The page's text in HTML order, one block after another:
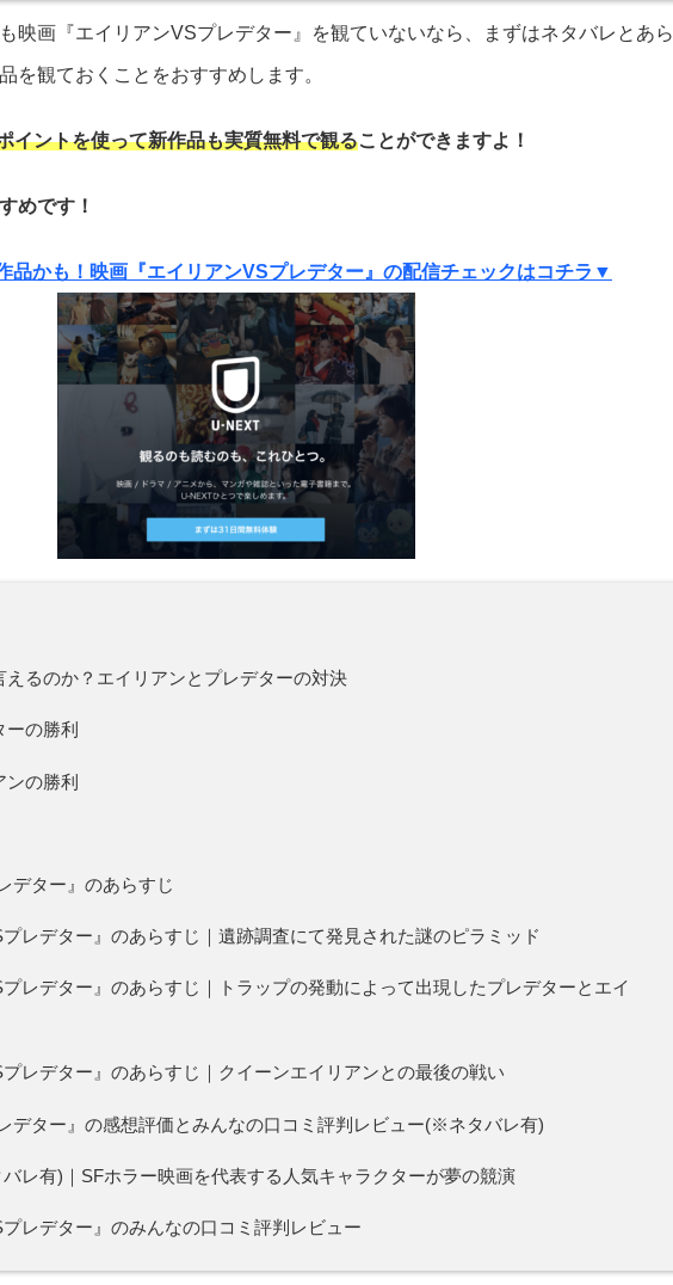
映画『エイリアンVSプレデター』を観ていないなら、まずはネタバレとあら
を観ておくことをおすすめします。
イントを使って新作品も実質無料で観ることができますよ！
めです！
品かも！映画『エイリアンVSプレデター』の配信チェックはコチラ▼
えるのか？エイリアンとプレデターの対決
の勝利
ンの勝利
デター』のあらすじ
プレデター』のあらすじ｜遺跡調査にて発見された謎のピラミッド
プレデター』のあらすじ｜トラップの発動によって出現したプレデターとエイ
プレデター』のあらすじ｜クイーンエイリアンとの最後の戦い
デター』の感想評価とみんなの口コミ評判レビュー(※ネタバレ有)
レ有)｜SFホラー映画を代表する人気キャラクターが夢の競演
プレデター』のみんなの口コミ評判レビュー